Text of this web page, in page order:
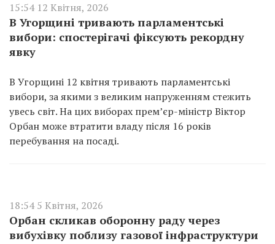
15:54 12 Квітня, 2026
В Угорщині тривають парламентські
вибори: спостерігачі фіксують рекордну
явку
В Угорщині 12 квітня тривають парламентські
вибори, за якими з великим напруженням стежить
увесь світ. На цих виборах прем’єр-міністр Віктор
Орбан може втратити владу після 16 років
перебування на посаді.
18:54 5 Квітня, 2026
Орбан скликав оборонну раду через
вибухівку поблизу газової інфраструктури